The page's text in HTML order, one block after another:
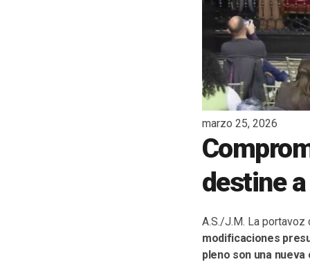
marzo 25, 2026
destine
A.S./J.M. La portavoz
modificaciones
pleno son una